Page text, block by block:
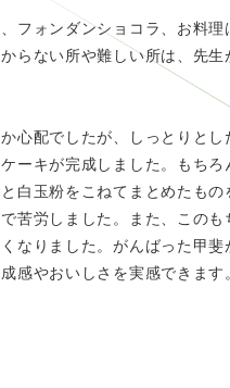
フォンダンショコラ、お料
らない所や難しい所は、先
心配でしたが、しっとりと
ーキが完成しました。もち
白玉粉をこねてまとめたも
苦労しました。また、この
なりました。がんばった甲
感やおいしさを実感できま